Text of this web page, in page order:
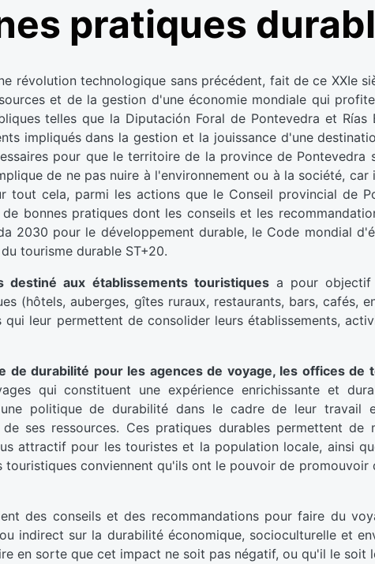
pratiques
révolution technologique sans précédent, fait de ce XXIe
et de la gestion d'une économie mondiale qui
telles que la Diputación Foral de Pontevedra et Rías
impliqués dans la gestion et la jouissance d'une
pour que le territoire de la province de
de ne pas nuire à l'environnement ou à la société,
tout cela, parmi les actions que le Conseil provincial de
bonnes pratiques dont les conseils et les
2030 pour le développement durable, le Code mondial
tourisme durable ST+20.
destiné aux établissements touristiquesa pour objectif
(hôtels, auberges, gîtes ruraux, restaurants, bars, cafés,
qui leur permettent de consolider leurs établissements,
de durabilité pour les agences de voyage, les offices de
qui constituent une expérience enrichissante et
politique de durabilité dans le cadre de leur travail
ses ressources. Ces pratiques durables permettent de
attractif pour les touristes et la population locale, ainsi
conviennent qu'ils ont le pouvoir de promouvoir
des conseils et des recommandations pour faire du
indirect sur la durabilité économique, socioculturelle et
en sorte que cet impact ne soit pas négatif, ou qu'il le soit